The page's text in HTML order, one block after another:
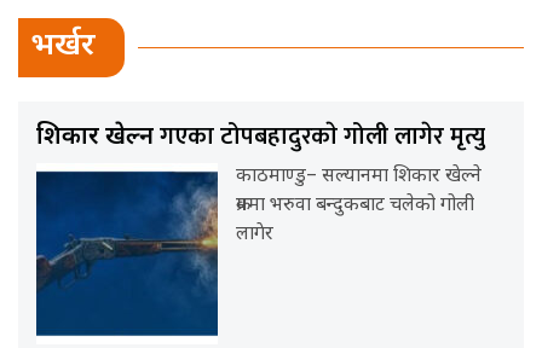
भर्खर
शिकार खेल्नगएका टोपबहादुरकाे गोली लागेर मृत्यु
काठमाण्डु– सल्यानमा शिकार खेल्ने
क्रममा भरुवा बन्दुकबाट चलेको गोली
लागेर